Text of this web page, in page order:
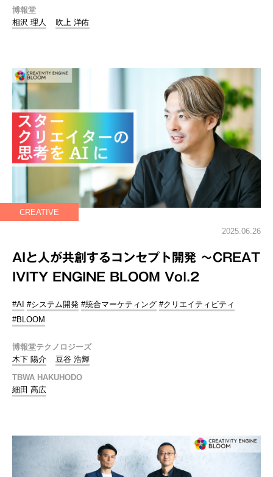
博報堂
相沢 理人
吹上 洋佑
CREATIVE
2025.06.26
AIと人が共創するコンセプト開発 ～CREAT
IVITY ENGINE BLOOM Vol.2
#AI #システム開発 #統合マーケティング #クリエイティビティ
#BLOOM
博報堂テクノロジーズ
木下 陽介
豆谷 浩輝
TBWA HAKUHODO
細田 高広